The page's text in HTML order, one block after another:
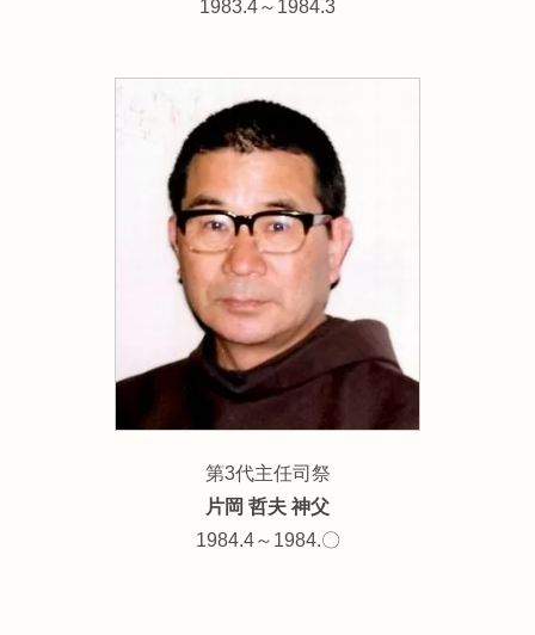
1983.4～1984.3
第3代主任司祭
片岡 哲夫 神父
1984.4～1984.〇